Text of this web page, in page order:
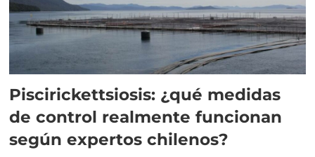
Piscirickettsiosis: ¿qué medidas
de control realmente funcionan
según expertos chilenos?